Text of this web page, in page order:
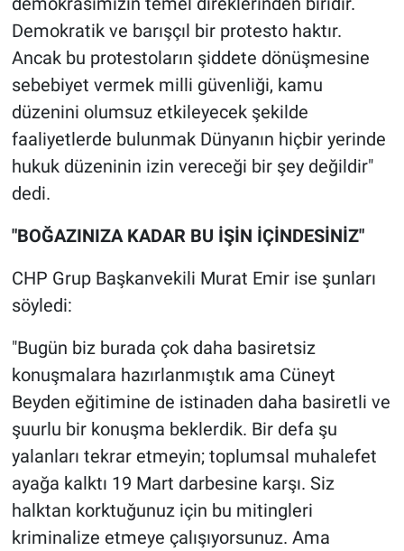
Demokratik ve barışçıl bir protesto haktır.
Ancak bu protestoların şiddete dönüşmesine
sebebiyet vermek milli güvenliği, kamu
düzenini olumsuz etkileyecek şekilde
faaliyetlerde bulunmak Dünyanın hiçbir yerinde
hukuk düzeninin izin vereceği bir şey değildir"
dedi.
"BOĞAZINIZA KADAR BU İŞİN İÇİNDESİNİZ"
CHP Grup Başkanvekili Murat Emir ise şunları
söyledi:
"Bugün biz burada çok daha basiretsiz
konuşmalara hazırlanmıştık ama Cüneyt
Beyden eğitimine de istinaden daha basiretli ve
şuurlu bir konuşma beklerdik. Bir defa şu
yalanları tekrar etmeyin; toplumsal muhalefet
ayağa kalktı 19 Mart darbesine karşı. Siz
halktan korktuğunuz için bu mitingleri
kriminalize etmeye çalışıyorsunuz. Ama
Türkiye'nin Gündemi
Yerel Gündem
Yerel Yaşam
Canlı Yayın